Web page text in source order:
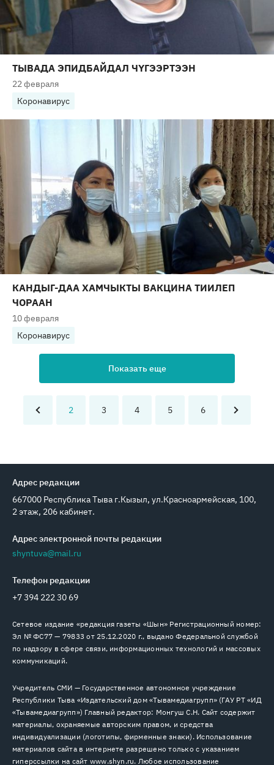
ТЫВАДА ЭПИДБАЙДАЛ ЧҮГЭЭРТЭЭН
22 февраля
Коронавирус
КАНДЫГ-ДАА ХАМЧЫКТЫ ВАКЦИНА ТИИЛЕП
ЧОРААН
10 февраля
Коронавирус
Показать еще
2 3 4 5 6
Адрес редакции
667000 Республика Тыва г.Кызыл, ул.Красноармейская, 100,
2 этаж, 206 кабинет.
Адрес электронной почты редакции
shyntuva@mail.ru
Телефон редакции
+7 394 222 30 69
Сетевое издание «редакция газеты «Шын» Регистрационный номер:
Эл № ФС77 — 79833 от 25.12.2020 г., выдано Федеральной службой
по надзору в сфере связи, информационных технологий и массовых
коммуникаций.
Учредитель СМИ — Государственное автономное учреждение
Республики Тыва «Издательский дом «Тывамедиагрупп» (ГАУ РТ «ИД
«Тывамедиагрупп») Главный редактор: Монгуш С.Н. Сайт содержит
материалы, охраняемые авторским правом, и средства
индивидуализации (логотипы, фирменные знаки). Использование
материалов сайта в интернете разрешено только с указанием
гиперссылки на сайт www.shyn.ru. Любое использование